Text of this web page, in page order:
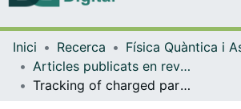
Navega per
Inici Recerca
Articles publicats en revistes (Física Quàntica i Astrofísica)
Tracking of charged particles with nanosecond lifetimes at LHCb